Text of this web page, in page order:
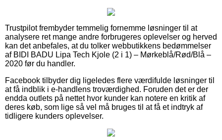
Trustpilot frembyder temmelig fornemme løsninger til at
analysere ret mange andre forbrugeres oplevelser og herved
kan det anbefales, at du tolker webbutikkens bedømmelser
af BIDI BADU Lipa Tech Kjole (2 i 1) – Mørkeblå/Rød/Blå –
2020 før du handler.
Facebook tilbyder dig ligeledes flere værdifulde løsninger til
at få indblik i e-handlens troværdighed. Foruden det er der
endda outlets på nettet hvor kunder kan notere en kritik af
deres køb, som lige så vel må bruges til at få et indtryk af
tidligere kunders oplevelser.